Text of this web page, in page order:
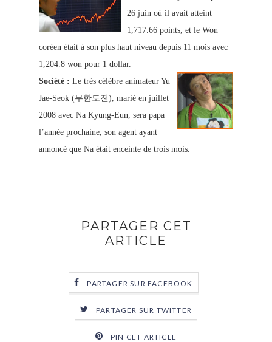
26 juin où il avait atteint
1,717.66 points, et le Won
coréen était à son plus haut niveau depuis 11 mois avec
1,204.8 won pour 1 dollar.
Société : Le très célèbre animateur Yu
Jae-Seok (무한도전), marié en juillet
2008 avec Na Kyung-Eun, sera papa
l’année prochaine, son agent ayant
annoncé que Na était enceinte de trois mois.
PARTAGER CET
ARTICLE
PARTAGER SUR FACEBOOK
PARTAGER SUR TWITTER
PIN CET ARTICLE